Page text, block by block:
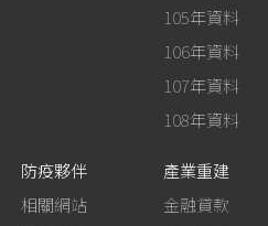
105年資料
106年資料
107年資料
108年資料
防疫夥伴
相關網站
產業重建
金融貸款